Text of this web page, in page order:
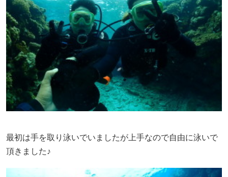
最初は手を取り泳いでいましたが上手なので自由に泳いで
頂きました♪